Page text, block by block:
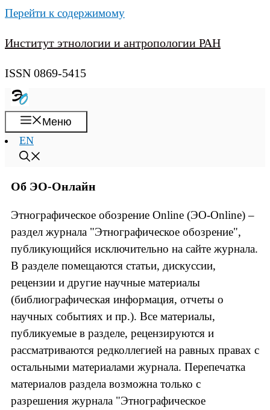
Перейти к содержимому
Институт этнологии и антропологии РАН
ISSN 0869-5415
Меню
EN
Об ЭО-Онлайн
Этнографическое обозрение Online (ЭО-Online) –
раздел журнала "Этнографическое обозрение",
публикующийся исключительно на сайте журнала.
В разделе помещаются статьи, дискуссии,
рецензии и другие научные материалы
(библиографическая информация, отчеты о
научных событиях и пр.). Все материалы,
публикуемые в разделе, рецензируются и
рассматриваются редколлегией на равных правах с
остальными материалами журнала. Перепечатка
материалов раздела возможна только с
разрешения журнала "Этнографическое